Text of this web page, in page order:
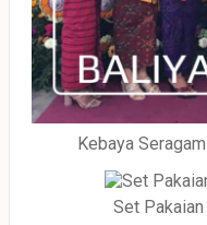
Kebaya
Set